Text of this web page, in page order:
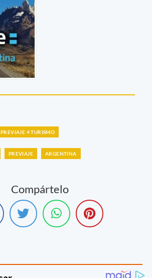
PREVIAJE 4 TURISMO
PREVIAJE ARGENTINA
Compártelo